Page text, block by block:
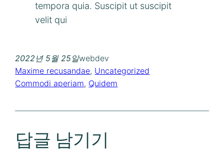
tempora quia. Suscipit ut suscipit
velit qui
2022년 5월 25일webdev
Maxime recusandae, Uncategorized
Commodi aperiam, Quidem
답글 남기기